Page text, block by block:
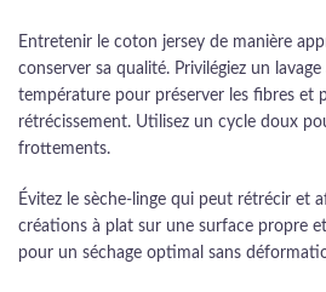
Entretenir le coton jersey de manière
conserver sa qualité. Privilégiez un
température pour préserver les fibres et
rétrécissement. Utilisez un cycle doux
frottements.
Évitez le sèche-linge qui peut rétrécir et
créations à plat sur une surface propre
pour un séchage optimal sans